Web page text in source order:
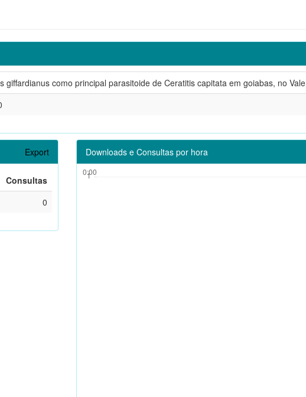
giffardianus como principal parasitoide de Ceratitis capitata em goiabas, no
Export
Consultas
0
Downloads e Consultas por hora